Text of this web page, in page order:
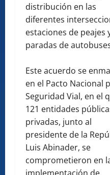
distribución en las
diferentes
estaciones de peajes
paradas de
Este acuerdo se
en el Pacto Nacional
Seguridad Vial, en el
121 entidades
privadas, junto al
presidente de la
Luis Abinader, se
comprometieron en